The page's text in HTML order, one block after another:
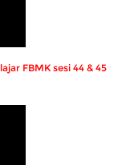
FBMK sesi 44 & 45